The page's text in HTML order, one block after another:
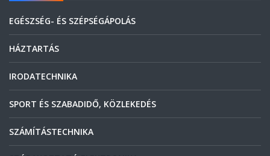
EGÉSZSÉG- ÉS SZÉPSÉGÁPOLÁS
HÁZTARTÁS
IRODATECHNIKA
SPORT ÉS SZABADIDŐ, KÖZLEKEDÉS
SZÁMÍTÁSTECHNIKA